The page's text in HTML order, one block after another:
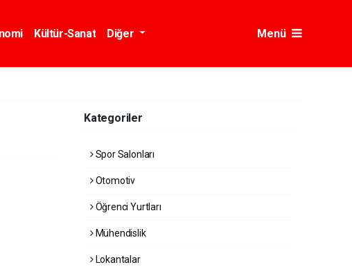
Kültür-Sanat Diğer Menü
Kategoriler
Spor Salonları
Otomotiv
Öğrenci Yurtları
Mühendislik
Lokantalar